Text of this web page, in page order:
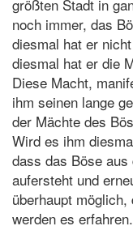
größten Stadt in
noch immer, das
diesmal hat er
diesmal hat er die
Diese Macht,
ihm seinen lange
der Mächte des
Wird es ihm
dass das Böse
aufersteht und
überhaupt
werden es